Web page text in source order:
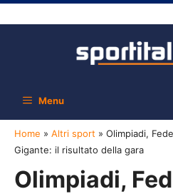
Menu
Home » Altri sport » Olimpiadi,
Gigante: il risultato della gara
Olimpiadi,